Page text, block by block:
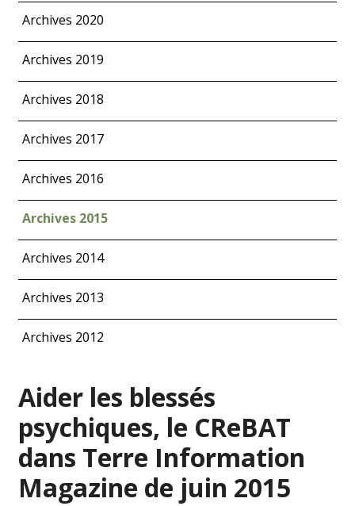
Archives 2020
Archives 2019
Archives 2018
Archives 2017
Archives 2016
Archives 2015
Archives 2014
Archives 2013
Archives 2012
Aider les blessés
psychiques, le CReBAT
dans Terre Information
Magazine de juin 2015